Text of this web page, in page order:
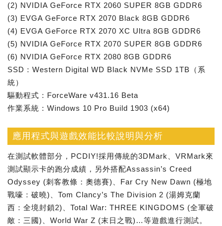
(2) NVIDIA GeForce RTX 2060 SUPER 8GB GDDR6
(3) EVGA GeForce RTX 2070 Black 8GB GDDR6
(4) EVGA GeForce RTX 2070 XC Ultra 8GB GDDR6
(5) NVIDIA GeForce RTX 2070 SUPER 8GB GDDR6
(6) NVIDIA GeForce RTX 2080 8GB GDDR6
SSD：Western Digital WD Black NVMe SSD 1TB（系
統）
驅動程式：ForceWare v431.16 Beta
作業系統：Windows 10 Pro Build 1903 (x64)
應用程式與遊戲效能比較說明與分析
在測試軟體部分，PCDIY!採用傳統的3DMark、VRMark來
測試顯示卡的跑分成績，另外搭配Assassin’s Creed
Odyssey (刺客教條：奧德賽)、Far Cry New Dawn (極地
戰嚎：破曉)、Tom Clancy’s The Division 2 (湯姆克蘭
西：全境封鎖2)、Total War: THREE KINGDOMS (全軍破
敵：三國)、World War Z (末日之戰)…等遊戲進行測試。